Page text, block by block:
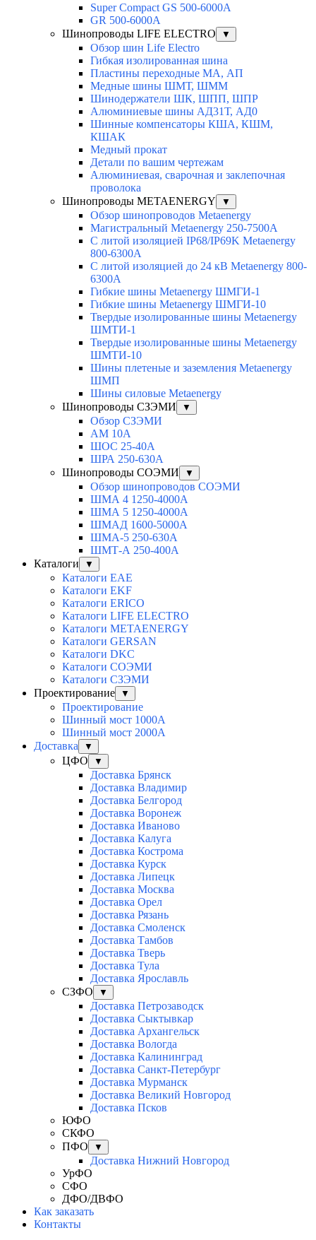
Super Compact GS 500-6000A
GR 500-6000A
Шинопроводы LIFE ELECTRO
▼
Обзор шин Life Electro
Гибкая изолированная шина
Пластины переходные МА, АП
Медные шины ШМТ, ШММ
Шинодержатели ШК, ШПП, ШПР
Алюминиевые шины АД31Т, АД0
Шинные компенсаторы КША, КШМ,
КШАК
Медный прокат
Детали по вашим чертежам
Алюминиевая, cварочная и заклепочная
проволока
Шинопроводы METAENERGY
▼
Обзор шинопроводов Metaenergy
Магистральный Metaenergy 250-7500A
С литой изоляцией IP68/IP69K Metaenergy
800-6300A
С литой изоляцией до 24 кВ Metaenergy 800-
6300A
Гибкие шины Metaenergy ШМГИ-1
Гибкие шины Metaenergy ШМГИ-10
Твердые изолированные шины Metaenergy
ШМТИ-1
Твердые изолированные шины Metaenergy
ШМТИ-10
Шины плетеные и заземления Metaenergy
ШМП
Шины силовые Metaenergy
Шинопроводы СЗЭМИ
▼
Обзор СЗЭМИ
АМ 10А
ШОС 25-40А
ШРА 250-630А
Шинопроводы СОЭМИ
▼
Обзор шинопроводов СОЭМИ
ШМА 4 1250-4000А
ШМА 5 1250-4000А
ШМАД 1600-5000А
ШМА-5 250-630А
ШМТ-А 250-400А
Каталоги
▼
Каталоги EAE
Каталоги EKF
Каталоги ERICO
Каталоги LIFE ELECTRO
Каталоги METAENERGY
Каталоги GERSAN
Каталоги DKC
Каталоги СОЭМИ
Каталоги СЗЭМИ
Проектирование
▼
Проектирование
Шинный мост 1000А
Шинный мост 2000А
Доставка
▼
ЦФО ▼
Доставка Брянск
Доставка Владимир
Доставка Белгород
Доставка Воронеж
Доставка Иваново
Доставка Калуга
Доставка Кострома
Доставка Курск
Доставка Липецк
Доставка Москва
Доставка Орел
Доставка Рязань
Доставка Смоленск
Доставка Тамбов
Доставка Тверь
Доставка Тула
Доставка Ярославль
СЗФО
▼
Доставка Петрозаводск
Доставка Сыктывкар
Доставка Архангельск
Доставка Вологда
Доставка Калининград
Доставка Санкт-Петербург
Доставка Мурманск
Доставка Великий Новгород
Доставка Псков
ЮФО
СКФО
ПФО
▼
Доставка Нижний Новгород
УрФО
СФО
ДФО/ДВФО
Как заказать
Контакты